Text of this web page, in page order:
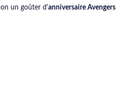
un goûter d'anniversaire Avengers